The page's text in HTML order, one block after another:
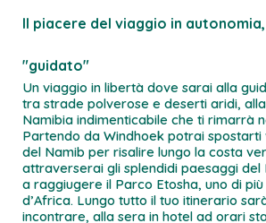
Il piacere del viaggio in
"guidato"
Un viaggio in libertà dove sarai alla
tra strade polverose e deserti aridi,
Namibia indimenticabile che ti rimarrà
Partendo da Windhoek potrai spostarti
del Namib per risalire lungo la costa
attraverserai gli splendidi paesaggi del
a raggiugere il Parco Etosha, uno di
d’Africa. Lungo tutto il tuo itinerario
incontrare, alla sera in hotel ad orari